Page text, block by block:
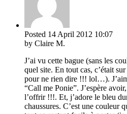
Posted 14 April 2012 10:07
by Claire M.
J’ai vu cette bague (sans les
quel site. En tout cas, c’était
pour ne rien dire !!! lol…).
“Call me Ponie”. J’espère
l’offrir !!!. Et, j’adore le bleu
chaussures. C’est une couleur